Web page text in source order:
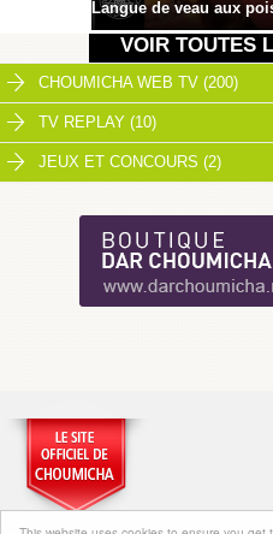
Langue de veau aux
VOIR
CHOUMICHA WEB TV (200)
TV REPLAY (10)
JEUX ET CONCOURS (2)